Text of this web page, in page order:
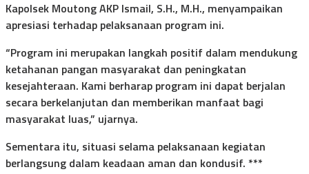
Kapolsek Moutong AKP Ismail, S.H., M.H., menyampaikan
apresiasi terhadap pelaksanaan program ini.
“Program ini merupakan langkah positif dalam mendukung
ketahanan pangan masyarakat dan peningkatan
kesejahteraan. Kami berharap program ini dapat berjalan
secara berkelanjutan dan memberikan manfaat bagi
masyarakat luas,” ujarnya.
Sementara itu, situasi selama pelaksanaan kegiatan
berlangsung dalam keadaan aman dan kondusif. ***